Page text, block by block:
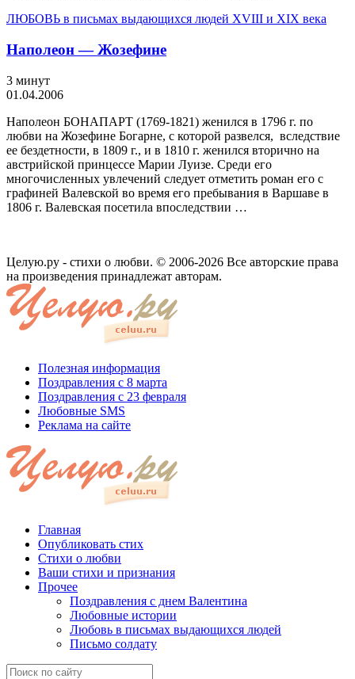
ЛЮБОВЬ в письмах выдающихся людей XVIII и XIX века
Наполеон — Жозефине
3 минут
01.04.2006
Наполеон БОНАПАРТ (1769-1821) же­нился в 1796 г. по
любви на Жозефине Богарне, с которой развелся, вследствие
ее бездетности, в 1809 г., и в 1810 г. женил­ся вторично на
австрийской принцессе Марии­ Луизе. Среди его
многочисленных увлечений следует отметить роман его с
графиней Валевской во время его пребывания в Вар­шаве в
1806 г. Валевская посетила впослед­ствии …
Целую.ру - стихи о любви. © 2006-2026 Все авторские права
на произведения принадлежат авторам.
Полезная информация
Поздравления с 8 марта
Поздравления с 23 февраля
Любовные SMS
Реклама на сайте
Главная
Опубликовать стих
Стихи о любви
Ваши стихи и признания
Прочее
Поздравления с днем Валентина
Любовные истории
Любовь в письмах выдающихся людей
Письмо солдату